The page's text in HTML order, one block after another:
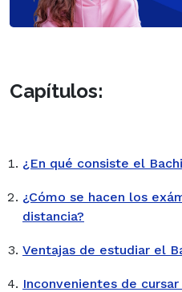
Capítulos:
¿En qué consiste el
¿Cómo se hacen los
distancia?
Ventajas de estudiar el
Inconvenientes de